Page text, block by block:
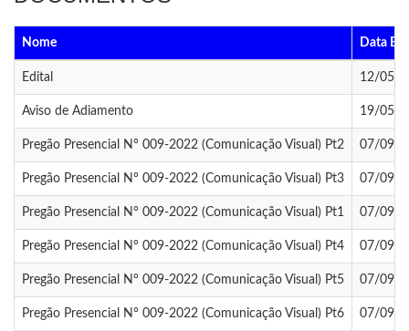
Nome Data
Edital 12/05/
Aviso de Adiamento 19/05/
Pregão Presencial N° 009-2022 (Comunicação Visual) Pt2 07/09/
Pregão Presencial N° 009-2022 (Comunicação Visual) Pt3 07/09/
Pregão Presencial N° 009-2022 (Comunicação Visual) Pt1 07/09/
Pregão Presencial N° 009-2022 (Comunicação Visual) Pt4 07/09/
Pregão Presencial N° 009-2022 (Comunicação Visual) Pt5 07/09/
Pregão Presencial N° 009-2022 (Comunicação Visual) Pt6 07/09/